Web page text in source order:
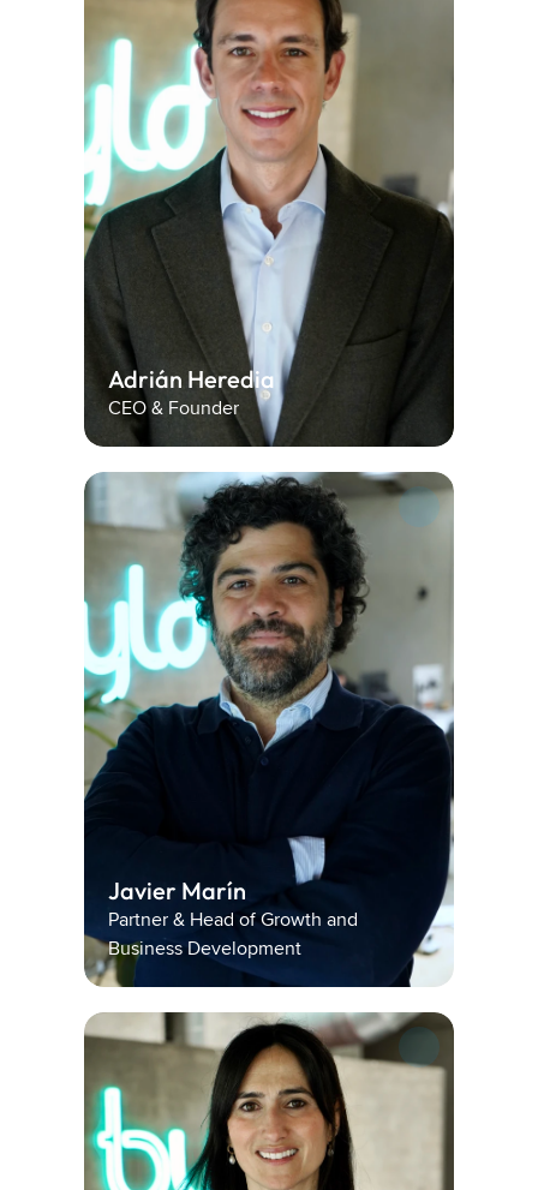
Adrián Heredia
CEO & Founder
Javier Marín
Partner & Head of Growth and
Business Development